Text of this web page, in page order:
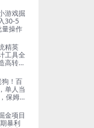
游戏掘
30-5
量操作
精英
工具全
高转化
年7
狗！百
单人当
保姆级
金项目
暴利